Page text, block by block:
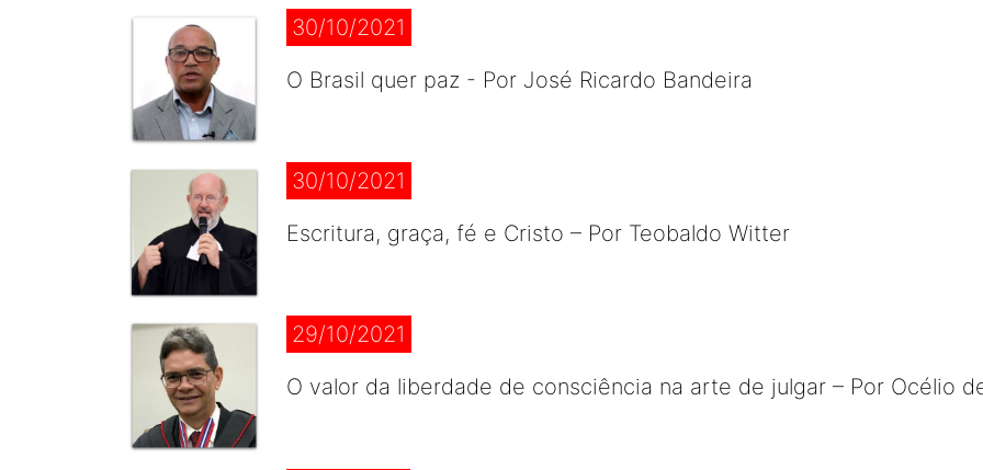
30/10/2021
O Brasil quer paz - Por José Ricardo Bandeira
30/10/2021
Escritura, graça, fé e Cristo – Por Teobaldo Witter
29/10/2021
O valor da liberdade de consciência na arte de julgar – Por Océlio